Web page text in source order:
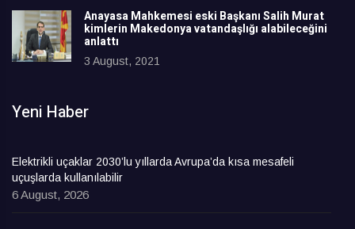
Anayasa Mahkemesi eski Başkanı Salih Murat
kimlerin Makedonya vatandaşlığı alabileceğini
anlattı
3 August, 2021
Yeni Haber
Elektrikli uçaklar 2030’lu yıllarda Avrupa’da kısa mesafeli
uçuşlarda kullanılabilir
6 August, 2026